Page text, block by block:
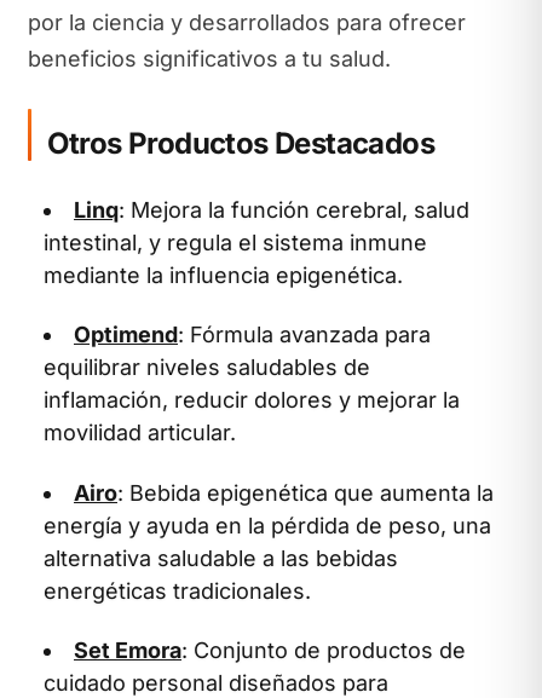
por la ciencia y desarrollados para ofrecer
beneficios significativos a tu salud.
Otros Productos Destacados
Linq: Mejora la función cerebral, salud
intestinal, y regula el sistema inmune
mediante la influencia epigenética.
Optimend: Fórmula avanzada para
equilibrar niveles saludables de
inflamación, reducir dolores y mejorar la
movilidad articular.
Airo: Bebida epigenética que aumenta la
energía y ayuda en la pérdida de peso, una
alternativa saludable a las bebidas
energéticas tradicionales.
Set Emora: Conjunto de productos de
cuidado personal diseñados para